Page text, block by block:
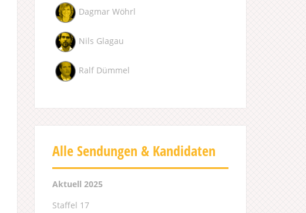
Dagmar Wöhrl
Nils Glagau
Ralf Dümmel
Alle Sendungen & Kandidaten
Aktuell 2025
Staffel 17